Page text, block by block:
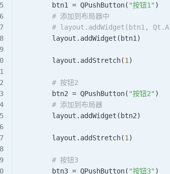
        btn1
= QPushButton( "按钮1" )
        # 添加到布局器中
# layout.addWidget(btn1,
        layout.
addWidget (btn1)
        layout.
addStretch(1 )
        # 按钮2
        btn2
= QPushButton( "按钮2" )
        # 添加到布局器
        layout.
addWidget (btn2)
        layout.
addStretch(1 )
        # 按钮3
        btn3
= QPushButton( "按钮3" )